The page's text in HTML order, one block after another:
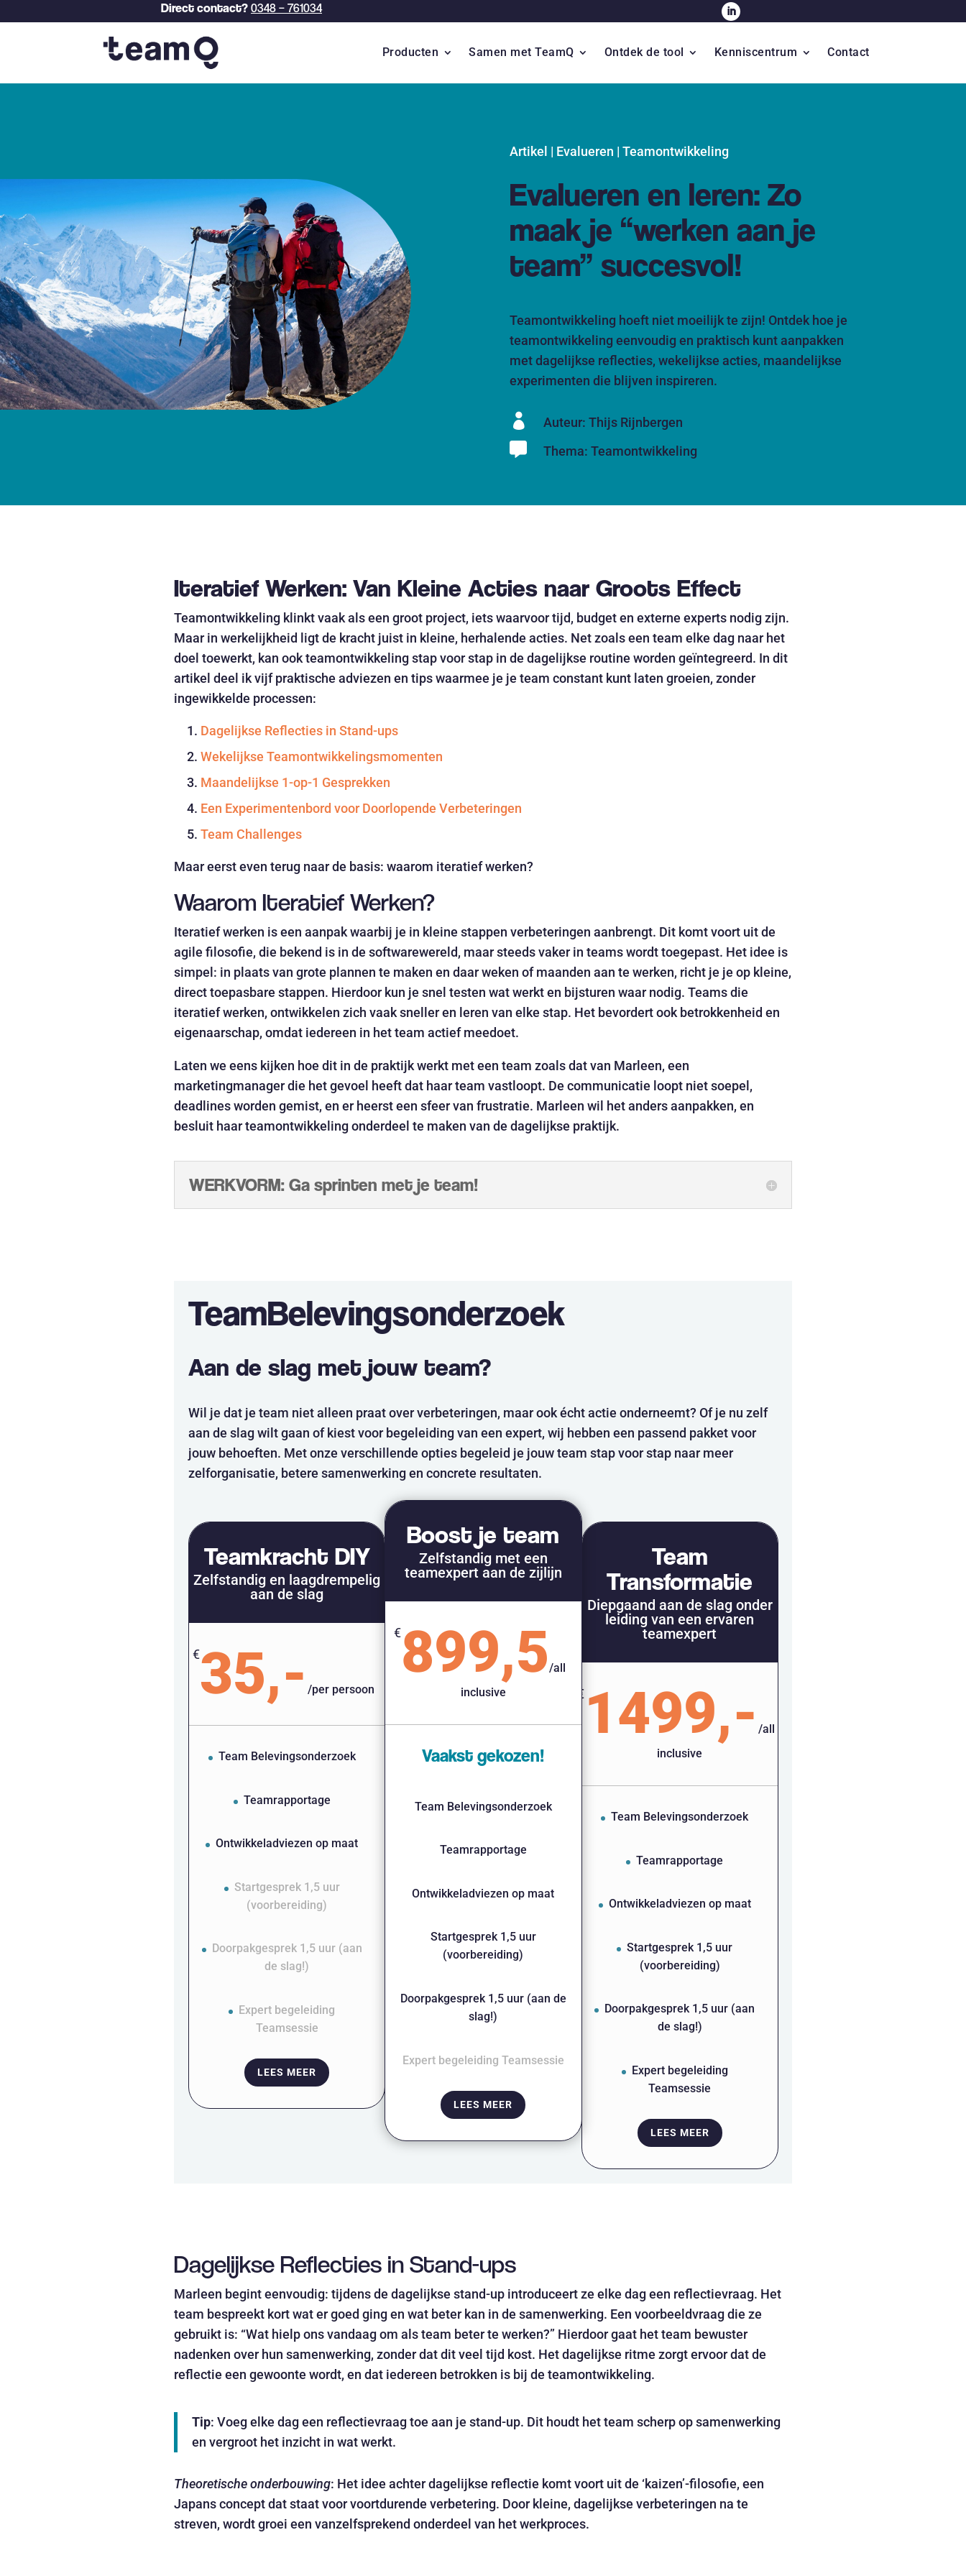
Direct contact?0348 – 761034
Producten Samen met TeamQ Ontdek de tool Kenniscentrum Contact
Artikel | Evalueren | Teamontwikkeling
Evalueren en leren: Zo
maak je “werken aan je
team” succesvol!
Teamontwikkeling hoeft niet moeilijk te zijn! Ontdek hoe je
teamontwikkeling eenvoudig en praktisch kunt aanpakken
met dagelijkse reflecties, wekelijkse acties, maandelijkse
experimenten die blijven inspireren.
 Auteur: Thijs Rijnbergen
 Thema:Teamontwikkeling
Iteratief Werken: Van Kleine Acties naar Groots Effect
Teamontwikkeling klinkt vaak als een groot project, iets waarvoor tijd, budget en externe experts nodig zijn.
Maar in werkelijkheid ligt de kracht juist in kleine, herhalende acties. Net zoals een team elke dag naar het
doel toewerkt, kan ook teamontwikkeling stap voor stap in de dagelijkse routine worden geïntegreerd. In dit
artikel deel ik vijf praktische adviezen en tips waarmee je je team constant kunt laten groeien, zonder
ingewikkelde processen:
Dagelijkse Reflecties in Stand-ups
Wekelijkse Teamontwikkelingsmomenten
Maandelijkse 1-op-1 Gesprekken
Een Experimentenbord voor Doorlopende Verbeteringen
Team Challenges
Maar eerst even terug naar de basis: waarom iteratief werken?
Waarom Iteratief Werken?
Iteratief werken is een aanpak waarbij je in kleine stappen verbeteringen aanbrengt. Dit komt voort uit de
agile filosofie, die bekend is in de softwarewereld, maar steeds vaker in teams wordt toegepast. Het idee is
simpel: in plaats van grote plannen te maken en daar weken of maanden aan te werken, richt je je op kleine,
direct toepasbare stappen. Hierdoor kun je snel testen wat werkt en bijsturen waar nodig. Teams die
iteratief werken, ontwikkelen zich vaak sneller en leren van elke stap. Het bevordert ook betrokkenheid en
eigenaarschap, omdat iedereen in het team actief meedoet.
Laten we eens kijken hoe dit in de praktijk werkt met een team zoals dat van Marleen, een
marketingmanager die het gevoel heeft dat haar team vastloopt. De communicatie loopt niet soepel,
deadlines worden gemist, en er heerst een sfeer van frustratie. Marleen wil het anders aanpakken, en
besluit haar teamontwikkeling onderdeel te maken van de dagelijkse praktijk.
WERKVORM: Ga sprinten met je team!
TeamBelevingsonderzoek
Aan de slag met jouw team?
Wil je dat je team niet alleen praat over verbeteringen, maar ook écht actie onderneemt? Of je nu zelf
aan de slag wilt gaan of kiest voor begeleiding van een expert, wij hebben een passend pakket voor
jouw behoeften. Met onze verschillende opties begeleid je jouw team stap voor stap naar meer
zelforganisatie, betere samenwerking en concrete resultaten.
Teamkracht DIY
Zelfstandig en laagdrempelig
aan de slag
€35,- /per persoon
Team Belevingsonderzoek
Teamrapportage
Ontwikkeladviezen op maat
Startgesprek 1,5 uur
(voorbereiding)
Doorpakgesprek 1,5 uur (aan
de slag!)
Expert begeleiding
Teamsessie
LEES MEER
Boost je team
Zelfstandig met een
teamexpert aan de zijlijn
€899,5/all
inclusive
Vaakst gekozen!
Team Belevingsonderzoek
Teamrapportage
Ontwikkeladviezen op maat
Startgesprek 1,5 uur
(voorbereiding)
Doorpakgesprek 1,5 uur (aan de
slag!)
Expert begeleiding Teamsessie
LEES MEER
Team
Transformatie
Diepgaand aan de slag onder
leiding van een ervaren
teamexpert
€ 1499,-/all
inclusive
Team Belevingsonderzoek
Teamrapportage
Ontwikkeladviezen op maat
Startgesprek 1,5 uur
(voorbereiding)
Doorpakgesprek 1,5 uur (aan
de slag!)
Expert begeleiding
Teamsessie
LEES MEER
Dagelijkse Reflecties in Stand-ups
Marleen begint eenvoudig: tijdens de dagelijkse stand-up introduceert ze elke dag een reflectievraag. Het
team bespreekt kort wat er goed ging en wat beter kan in de samenwerking. Een voorbeeldvraag die ze
gebruikt is: “Wat hielp ons vandaag om als team beter te werken?” Hierdoor gaat het team bewuster
nadenken over hun samenwerking, zonder dat dit veel tijd kost. Het dagelijkse ritme zorgt ervoor dat de
reflectie een gewoonte wordt, en dat iedereen betrokken is bij de teamontwikkeling.
Tip: Voeg elke dag een reflectievraag toe aan je stand-up. Dit houdt het team scherp op samenwerking
en vergroot het inzicht in wat werkt.
Theoretische onderbouwing: Het idee achter dagelijkse reflectie komt voort uit de ‘kaizen’-filosofie, een
Japans concept dat staat voor voortdurende verbetering. Door kleine, dagelijkse verbeteringen na te
streven, wordt groei een vanzelfsprekend onderdeel van het werkproces.